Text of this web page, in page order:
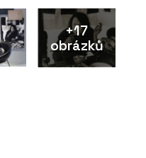
+17
obrázků